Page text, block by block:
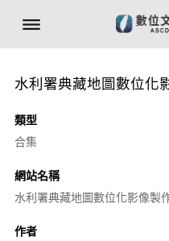
水利署典藏地圖數位化
類型
合集
網站名稱
水利署典藏地圖數位化影像製
作者